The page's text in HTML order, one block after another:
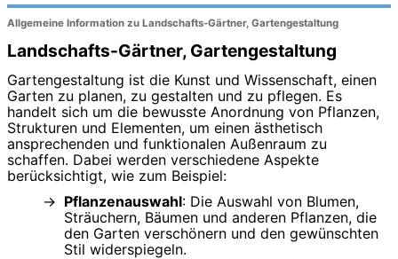
Allgemeine Information zu Landschafts-Gärtner, Gartengestaltung
Landschafts-Gärtner, Gartengestaltung
Gartengestaltung ist die Kunst und Wissenschaft, einen
Garten zu planen, zu gestalten und zu pflegen. Es
handelt sich um die bewusste Anordnung von Pflanzen,
Strukturen und Elementen, um einen ästhetisch
ansprechenden und funktionalen Außenraum zu
schaffen. Dabei werden verschiedene Aspekte
berücksichtigt, wie zum Beispiel:
Pflanzenauswahl: Die Auswahl von Blumen,
Sträuchern, Bäumen und anderen Pflanzen, die
den Garten verschönern und den gewünschten
Stil widerspiegeln.